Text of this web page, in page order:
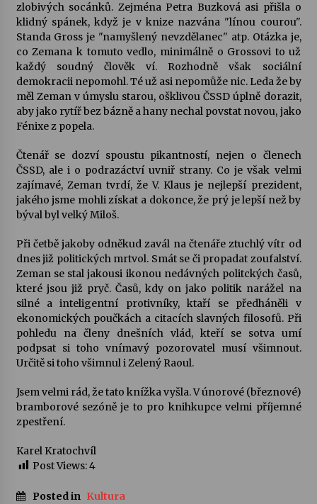
28. 7. 2026
Votavžatský ploty
23. 7. 2026
Letní koncerty ve Stromovce: Rufus Miller
Vysočinka
17. 7. 2026
Ozvěny prázdnin
14. 7. 2026
Za kulturou kousek za Humpolec. V Želivě ožije
odkaz Josefa Čapka
13. 7. 2026
Varhanní recitál Michala Novenka v Klášteře
3. 7. 2026
zlobivých socánků. Zejména Petra Buzková asi přišla o
klidný spánek, když je v knize nazvána "línou courou".
Standa Gross je "namyšlený nevzdělanec" atp. Otázka je,
co Zemana k tomuto vedlo, minimálně o Grossovi to už
každý soudný člověk ví. Rozhodně však sociální
demokracii nepomohl. Té už asi nepomůže nic. Leda že by
měl Zeman v úmyslu starou, ošklivou ČSSD úplně dorazit,
aby jako rytíř bez bázně a hany nechal povstat novou, jako
Fénixe z popela.
Čtenář se dozví spoustu pikantností, nejen o členech
ČSSD, ale i o podrazáctví uvniř strany. Co je však velmi
zajímavé, Zeman tvrdí, že V. Klaus je nejlepší prezident,
jakého jsme mohli získat a dokonce, že prý je lepší než by
býval byl velký Miloš.
Při četbě jakoby odněkud zavál na čtenáře ztuchlý vítr od
dnes již politických mrtvol. Smát se či propadat zoufalství.
Zeman se stal jakousi ikonou nedávných politckých časů,
které jsou již pryč. Časů, kdy on jako politik narážel na
silné a inteligentní protivníky, ktaří se předháněli v
ekonomických poučkách a citacích slavných filosofů. Při
pohledu na členy dnešních vlád, kteří se sotva umí
podpsat si toho vnímavý pozorovatel musí všimnout.
Určitě si toho všimnul i Zelený Raoul.
Jsem velmi rád, že tato knížka vyšla. V únorové (březnové)
bramborové sezóně je to pro knihkupce velmi příjemné
zpestření.
Karel Kratochvíl
Post Views:4
Posted in Kultura